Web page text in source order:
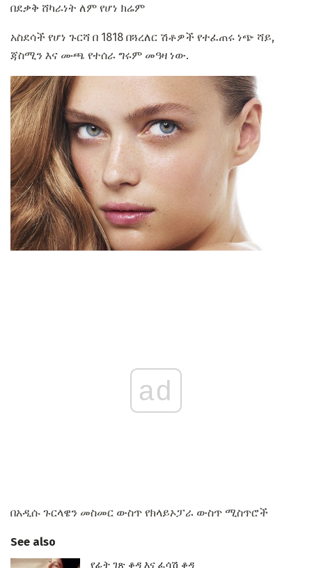
በደቃቅ ሸካራነት ለም የሆነ ክሬም
አስደሳች የሆነ ጉርሻ በ 1818 በጓረለር ሽቶዎች የተፈጠሩ ነጭ ሻይ,
ጃስሚን እና ሙጫ የተሰራ ግሩም መዓዛ ነው.
ad
በአዲሱ ጉርላዌን መስመር ውስጥ የክላይኦፓራ ውስጥ ሚስጥሮች
See also
የፊት ገጽ ቆዳ እና ፈሳሽ ቆዳ